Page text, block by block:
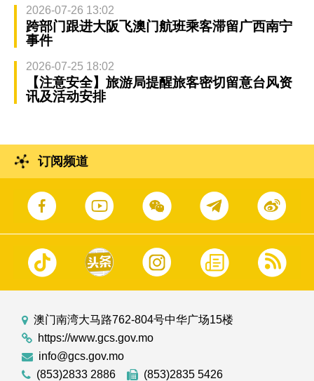
2026-07-26 13:02
跨部门跟进大阪飞澳门航班乘客滞留广西南宁
事件
2026-07-25 18:02
【注意安全】旅游局提醒旅客密切留意台风资
讯及活动安排
订阅频道
澳门南湾大马路762-804号中华广场15楼
https://www.gcs.gov.mo
info@gcs.gov.mo
(853)2833 2886
(853)2835 5426